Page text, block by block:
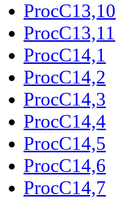
ProcC13,10
ProcC13,11
ProcC14,1
ProcC14,2
ProcC14,3
ProcC14,4
ProcC14,5
ProcC14,6
ProcC14,7